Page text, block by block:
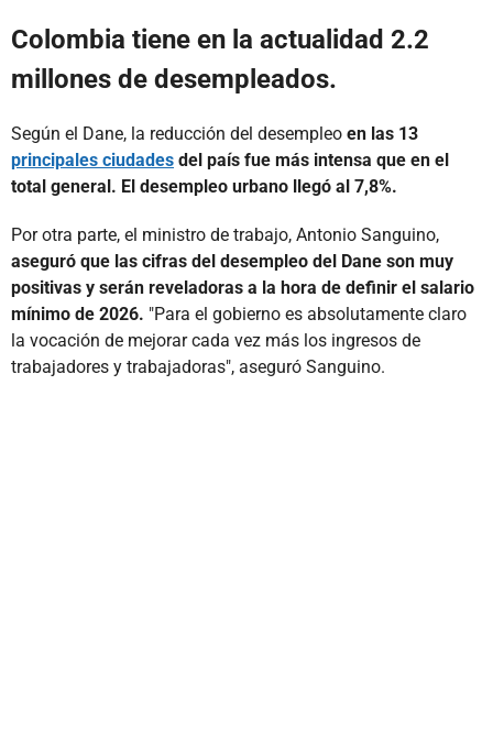
Colombia tiene en la actualidad 2.2
millones de desempleados.
Según el Dane, la reducción del desempleo en las 13
principales ciudades del país fue más intensa que en el
total general. El desempleo urbano llegó al 7,8%.
Por otra parte, el ministro de trabajo, Antonio Sanguino,
aseguró que las cifras del desempleo del Dane son muy
positivas y serán reveladoras a la hora de definir el salario
mínimo de 2026. "Para el gobierno es absolutamente claro
la vocación de mejorar cada vez más los ingresos de
trabajadores y trabajadoras", aseguró Sanguino.